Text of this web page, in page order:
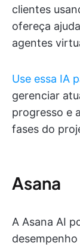
clientes
ofereça
agentes
Use essa IA
gerenciar
progresso e
fases do
Asana
A Asana AI